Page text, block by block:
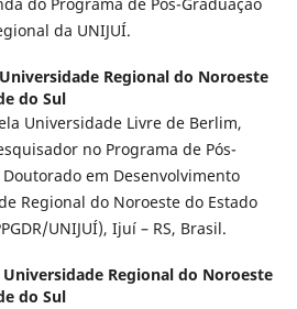
da UNIJUÍ.
Universidade Regional do Noroeste
do Sul
Universidade Livre de Berlim,
no Programa de Pós-
em Desenvolvimento
Regional do Noroeste do Estado
UNIJUÍ), Ijuí – RS, Brasil.
Universidade Regional do Noroeste
do Sul